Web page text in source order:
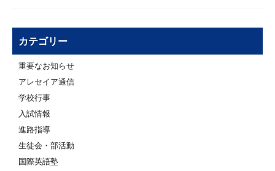
カテゴリー
重要なお知らせ
アレセイア通信
学校行事
入試情報
進路指導
生徒会・部活動
国際英語塾